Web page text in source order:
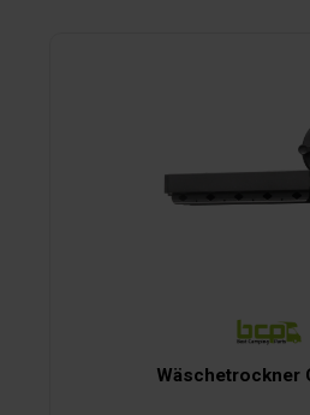
und Reisemobilen universeller
verschiedenes Campingzubehör
Markise oder Fahrzeug leicht,
langlebig vielseitig einsetzbar –
und unterwegs Mit dem Multifunktionshalter MUFU light
nutzen Sie den Platz an Markise
Wäschetrockner